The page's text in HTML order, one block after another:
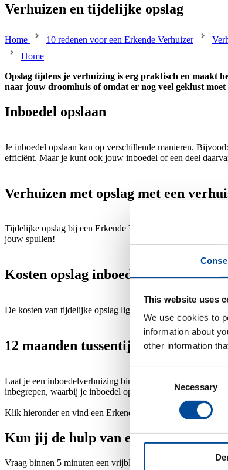
This website uses
We use cookies to
information about
other information
Selection
Necessary
Verhuizen en tijdelijke opslag
Home 10 redenen voor een Erkende Verhuizer
Home
Opslag tijdens je verhuizing is erg praktisch en maakt
naar jouw droomhuis of omdat er nog veel geklust
Inboedel opslaan
Je inboedel opslaan kan op verschillende manieren.
efficiënt. Maar je kunt ook jouw inboedel of een deel
Verhuizen met opslag met een
Tijdelijke opslag bij een Erkende Verhuizer in de buurt:
jouw spullen!
Kosten opslag inboedel tijdens
De kosten van tijdelijke opslag liggen helemaal aan wat je
12 maanden tussentijdse
Laat je een inboedelverhuizing binnen Nederland
inbegrepen, waarbij je inboedel op basis van nieuwwaarde
Klik hieronder en vind een Erkende Verhuizer in jouw buurt.
Kun jij de hulp van een Erkende
Vraag binnen 5 minuten een vrijblijvende offerte op bij